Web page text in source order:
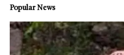
Popular News